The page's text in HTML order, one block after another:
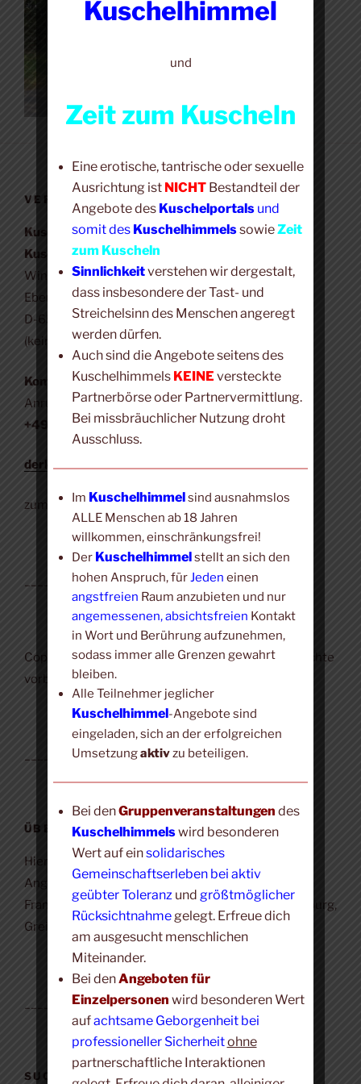
VERANTWORTLICH
Kuschelhimmel +
Kuschel-Portal
Winfried Bär
Eberbacher Str. 23
D-65346 Eltville (Erbach)
(kein Veranstaltungsort)
Kontakt:
Anruf, SMS, WhatsApp, Signal:
+49 (0) 171 423 4190
derkuschelhimmel@t-online.de
zum Impressum
___________________
Copyright © 2018-2026Kuschel-Portal.Alle Rechte
vorbehalten.
____________________
ÜBER DIESE WEBSITE
Hier findest du eine Übersicht det Kuschelhimmel-
Angebote für Gruppen und Einzelne im Raum
Frankfurt, Oberursel, Erbach/Rheingau, Mainz, Marburg,
Greifenstein und Boppard.
____________________
SUCHE
Kuschelhimmel
und
Zeit zum Kuscheln
Eine erotische, tantrische oder sexuelle
Ausrichtung ist NICHTBestandteil der
Angebote des Kuschelportals und
somit des KuschelhimmelssowieZeit
zum Kuscheln
Sinnlichkeitverstehen wir dergestalt,
dass insbesondere der Tast- und
Streichelsinn des Menschen angeregt
werden dürfen.
Auch sind die Angebote seitens des
Kuschelhimmels KEINE versteckte
Partnerbörse oder Partnervermittlung.
Bei missbräuchlicher Nutzung droht
Ausschluss.
Im Kuschelhimmelsind ausnahmslos
ALLE Menschen ab 18 Jahren
willkommen, einschränkungsfrei!
Der Kuschelhimmelstellt an sich den
hohen Anspruch, fürJeden einen
angstfreien Raum anzubieten und nur
angemessenen, absichtsfreien Kontakt
in Wort und Berührung aufzunehmen,
sodass immer alle Grenzen gewahrt
bleiben.
Alle Teilnehmer jeglicher
Kuschelhimmel-Angebote sind
eingeladen, sich an der erfolgreichen
Umsetzungaktivzu beteiligen.
Bei denGruppenveranstaltungen des
Kuschelhimmelswird besonderen
Wert auf einsolidarisches
Gemeinschaftserleben bei aktiv
geübter Toleranzund größtmöglicher
Rücksichtnahmegelegt. Erfreue dich
am ausgesucht menschlichen
Miteinander.
Bei denAngeboten für
Einzelpersonen wird besonderen Wert
aufachtsame Geborgenheit bei
professioneller Sicherheitohne
partnerschaftliche Interaktionen